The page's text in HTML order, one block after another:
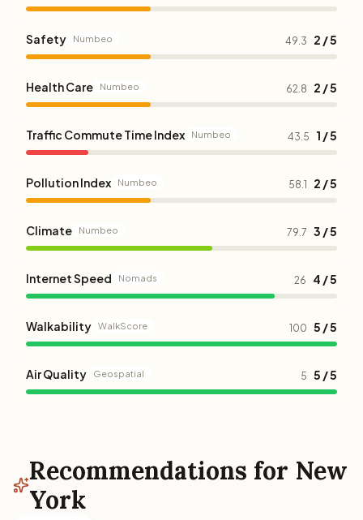
Safety Numbeo 49.3 2 / 5
Health Care Numbeo 62.8 2 / 5
Traffic Commute Time Index Numbeo 43.5 1 / 5
Pollution Index Numbeo 58.1 2 / 5
Climate Numbeo 79.7 3 / 5
Internet Speed Nomads 26 4 / 5
Walkability WalkScore 100 5 / 5
Air Quality Geospatial 5 5 / 5
Recommendations for New
York